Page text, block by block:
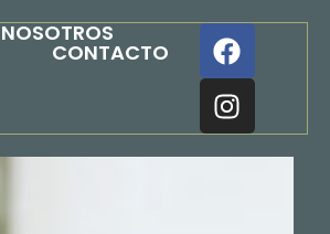
NOSOTROS
CONTACTO